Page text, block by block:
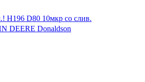
H196 D80 10мкр со слив.
DEERE Donaldson